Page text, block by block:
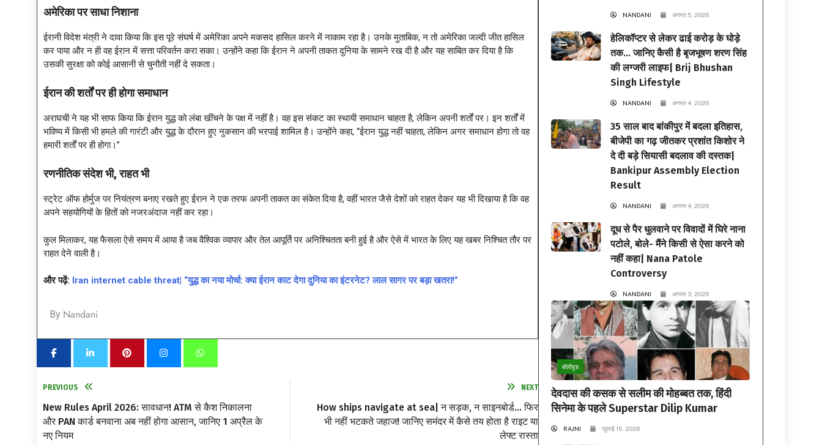
अमेरिका पर साधा निशाना
ईरानी विदेश मंत्री ने दावा किया कि इस पूरे संघर्ष में अमेरिका अपने मकसद हासिल करने में नाकाम रहा है। उनके मुताबिक, न तो अमेरिका जल्दी जीत हासिल
कर पाया और न ही वह ईरान में सत्ता परिवर्तन करा सका। उन्होंने कहा कि ईरान ने अपनी ताकत दुनिया के सामने रख दी है और यह साबित कर दिया है कि
उसकी सुरक्षा को कोई आसानी से चुनौती नहीं दे सकता।
ईरान की शर्तों पर ही होगा समाधान
अराघची ने यह भी साफ किया कि ईरान युद्ध को लंबा खींचने के पक्ष में नहीं है। वह इस संकट का स्थायी समाधान चाहता है, लेकिन अपनी शर्तों पर। इन शर्तों में
भविष्य में किसी भी हमले की गारंटी और युद्ध के दौरान हुए नुकसान की भरपाई शामिल है। उन्होंने कहा, “ईरान युद्ध नहीं चाहता, लेकिन अगर समाधान होगा तो वह
हमारी शर्तों पर ही होगा।”
रणनीतिक संदेश भी, राहत भी
स्ट्रेट ऑफ होर्मुज पर नियंत्रण बनाए रखते हुए ईरान ने एक तरफ अपनी ताकत का संकेत दिया है, वहीं भारत जैसे देशों को राहत देकर यह भी दिखाया है कि वह
अपने सहयोगियों के हितों को नजरअंदाज नहीं कर रहा।
कुल मिलाकर, यह फैसला ऐसे समय में आया है जब वैश्विक व्यापार और तेल आपूर्ति पर अनिश्चितता बनी हुई है और ऐसे में भारत के लिए यह खबर निश्चित तौर पर
राहत देने वाली है।
और पढ़ें: Iran internet cable threat| “युद्ध का नया मोर्चा: क्या ईरान काट देगा दुनिया का इंटरनेट? लाल सागर पर बड़ा खतरा!”
By Nandani
PREVIOUS
New Rules April 2026: सावधान! ATM से कैश निकालना
और PAN कार्ड बनवाना अब नहीं होगा आसान, जानिए 1 अप्रैल के
नए नियम
NEXT
How ships navigate at sea| न सड़क, न साइनबोर्ड… फिर
भी नहीं भटकते जहाज! जानिए समंदर में कैसे तय होता है राइट या
लेफ्ट रास्ता
NANDANI अगस्त 5, 2026
हेलिकॉप्टर से लेकर ढाई करोड़ के घोड़े
तक… जानिए कैसी है बृजभूषण शरण सिंह
की लग्जरी लाइफ| Brij Bhushan
Singh Lifestyle
NANDANI अगस्त 4, 2026
35 साल बाद बांकीपुर में बदला इतिहास,
बीजेपी का गढ़ जीतकर प्रशांत किशोर ने
दे दी बड़े सियासी बदलाव की दस्तक|
Bankipur Assembly Election
Result
NANDANI अगस्त 4, 2026
दूध से पैर धुलवाने पर विवादों में घिरे नाना
पटोले, बोले- मैंने किसी से ऐसा करने को
नहीं कहा| Nana Patole
Controversy
NANDANI अगस्त 3, 2026
बॉलीवुड
देवदास की कसक से सलीम की मोहब्बत तक, हिंदी
सिनेमा के पहले Superstar Dilip Kumar
RAJNI जुलाई 15, 2026